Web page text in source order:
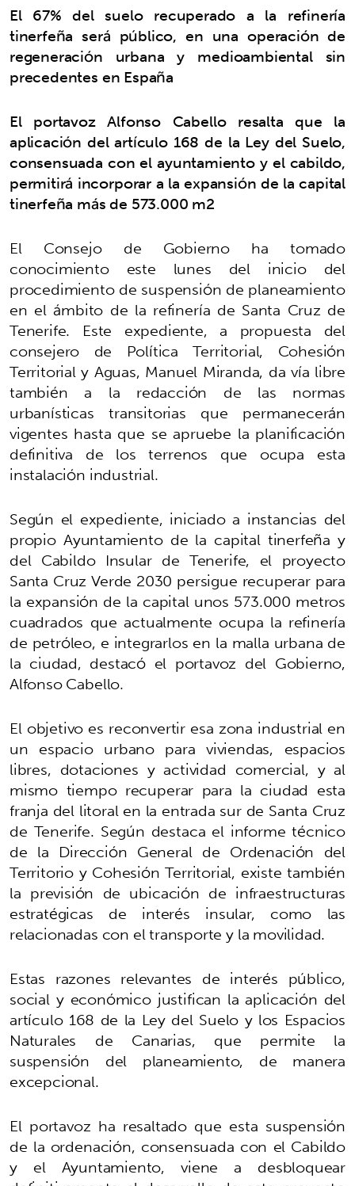
El 67% del suelo recuperado a la refinería
tinerfeña será público, en una operación de
regeneración urbana y medioambiental sin
precedentes en España
El portavoz Alfonso Cabello resalta que la
aplicación del artículo 168 de la Ley del Suelo,
consensuada con el ayuntamiento y el cabildo,
permitirá incorporar a la expansión de la capital
tinerfeña más de 573.000 m2
El Consejo de Gobierno ha tomado
conocimiento este lunes del inicio del
procedimiento de suspensión de planeamiento
en el ámbito de la refinería de Santa Cruz de
Tenerife. Este expediente, a propuesta del
consejero de Política Territorial, Cohesión
Territorial y Aguas, Manuel Miranda, da vía libre
también a la redacción de las normas
urbanísticas transitorias que permanecerán
vigentes hasta que se apruebe la planificación
definitiva de los terrenos que ocupa esta
instalación industrial.
Según el expediente, iniciado a instancias del
propio Ayuntamiento de la capital tinerfeña y
del Cabildo Insular de Tenerife, el proyecto
Santa Cruz Verde 2030 persigue recuperar para
la expansión de la capital unos 573.000 metros
cuadrados que actualmente ocupa la refinería
de petróleo, e integrarlos en la malla urbana de
la ciudad, destacó el portavoz del Gobierno,
Alfonso Cabello.
El objetivo es reconvertir esa zona industrial en
un espacio urbano para viviendas, espacios
libres, dotaciones y actividad comercial, y al
mismo tiempo recuperar para la ciudad esta
franja del litoral en la entrada sur de Santa Cruz
de Tenerife. Según destaca el informe técnico
de la Dirección General de Ordenación del
Territorio y Cohesión Territorial, existe también
la previsión de ubicación de infraestructuras
estratégicas de interés insular, como las
relacionadas con el transporte y la movilidad.
Estas razones relevantes de interés público,
social y económico justifican la aplicación del
artículo 168 de la Ley del Suelo y los Espacios
Naturales de Canarias, que permite la
suspensión del planeamiento, de manera
excepcional.
El portavoz ha resaltado que esta suspensión
de la ordenación, consensuada con el Cabildo
y el Ayuntamiento, viene a desbloquear